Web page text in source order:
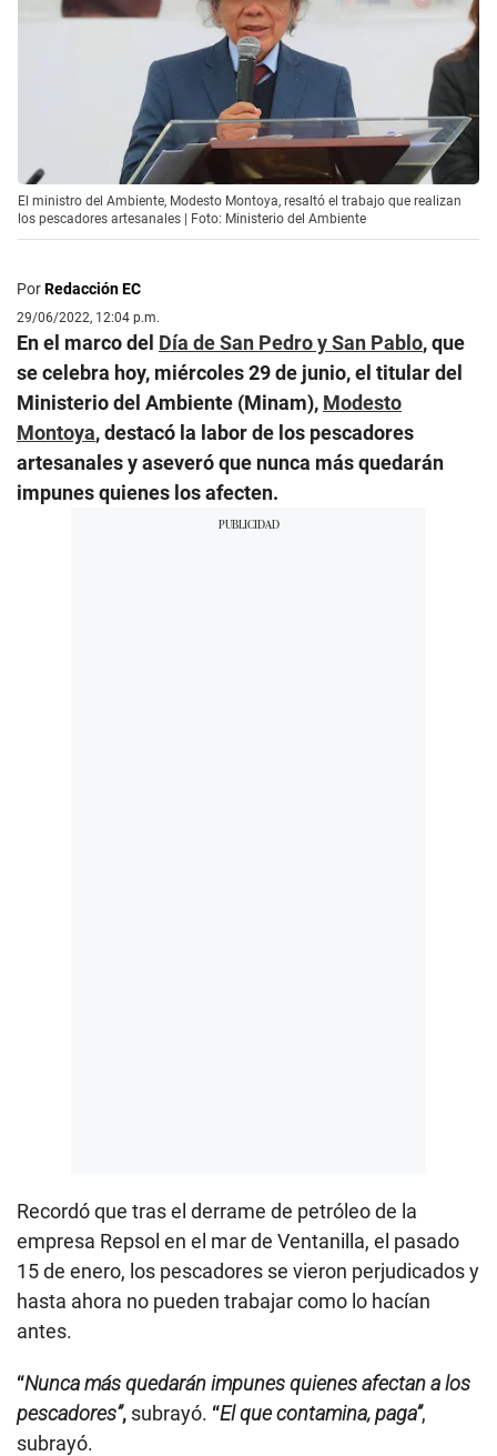
El ministro del Ambiente, Modesto Montoya, resaltó el trabajo que realizan
los pescadores artesanales | Foto: Ministerio del Ambiente
PorRedacción EC
29/06/2022, 12:04 p.m.
En el marco del Día de San Pedro y San Pablo, que
se celebra hoy, miércoles 29 de junio, el titular del
Ministerio del Ambiente (Minam), Modesto
Montoya, destacó la labor de los pescadores
artesanales y aseveró que nunca más quedarán
impunes quienes los afecten.
Recordó que tras el derrame de petróleo de la
empresa Repsol en el mar de Ventanilla, el pasado
15 de enero, los pescadores se vieron perjudicados y
hasta ahora no pueden trabajar como lo hacían
antes.
“Nunca más quedarán impunes quienes afectan a los
pescadores”, subrayó. “El que contamina, paga”,
subrayó.